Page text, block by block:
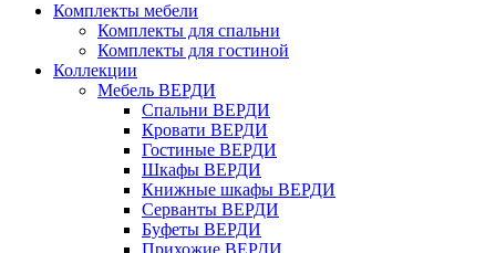
Комплекты мебели
Комплекты для спальни
Комплекты для гостиной
Коллекции
Мебель ВЕРДИ
Спальни ВЕРДИ
Кровати ВЕРДИ
Гостиные ВЕРДИ
Шкафы ВЕРДИ
Книжные шкафы ВЕРДИ
Серванты ВЕРДИ
Буфеты ВЕРДИ
Прихожие ВЕРДИ